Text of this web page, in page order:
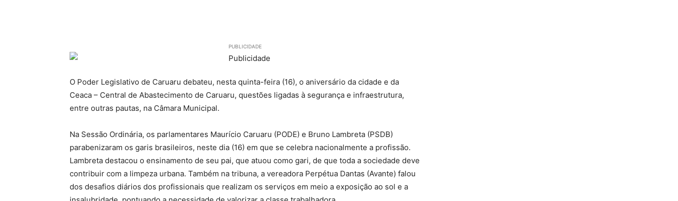
PUBLICIDADE
O Poder Legislativo de Caruaru debateu, nesta quinta-feira (16), o aniversário da cidade e da
Ceaca – Central de Abastecimento de Caruaru, questões ligadas à segurança e infraestrutura,
entre outras pautas, na Câmara Municipal.
Na Sessão Ordinária, os parlamentares Maurício Caruaru (PODE) e Bruno Lambreta (PSDB)
parabenizaram os garis brasileiros, neste dia (16) em que se celebra nacionalmente a profissão.
Lambreta destacou o ensinamento de seu pai, que atuou como gari, de que toda a sociedade deve
contribuir com a limpeza urbana. Também na tribuna, a vereadora Perpétua Dantas (Avante) falou
dos desafios diários dos profissionais que realizam os serviços em meio a exposição ao sol e a